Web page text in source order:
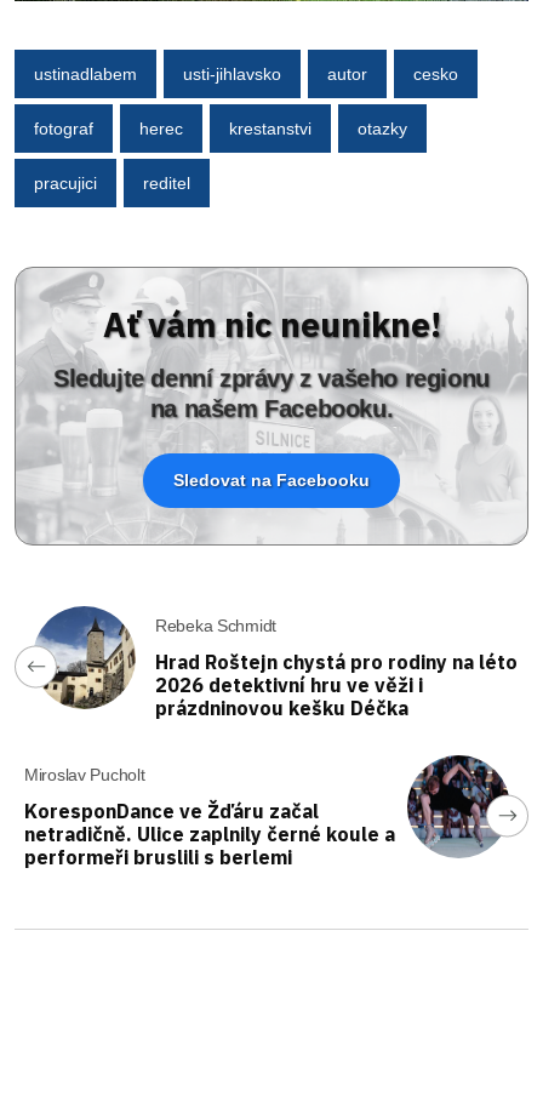
ustinadlabem usti-jihlavsko autor cesko
fotograf herec krestanstvi otazky
pracujici reditel
Ať vám nic neunikne!
Sledujte denní zprávy z vašeho regionu
na našem Facebooku.
Sledovat na Facebooku
Rebeka Schmidt
Hrad Roštejn chystá pro rodiny na léto
2026 detektivní hru ve věži i
prázdninovou kešku Déčka
Miroslav Pucholt
KoresponDance ve Žďáru začal
netradičně. Ulice zaplnily černé koule a
performeři bruslili s berlemi